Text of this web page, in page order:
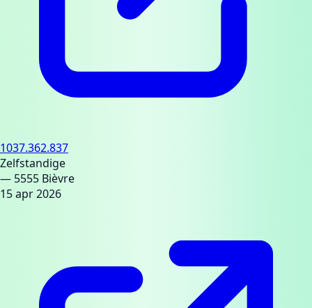
1037.362.837
Zelfstandige
— 5555 Bièvre
15 apr 2026